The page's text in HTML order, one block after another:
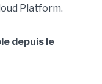
Platform.
depuis le